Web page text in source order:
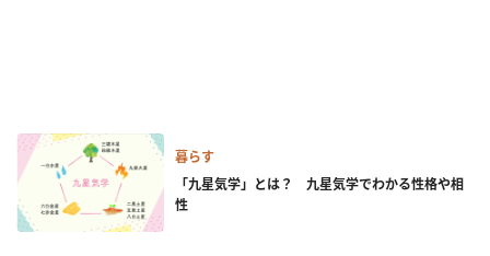
暮らす
「九星気学」とは？ 九星気学でわかる性格や相
性